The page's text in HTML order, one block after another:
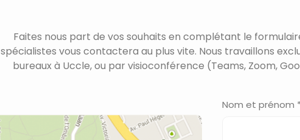
Faites nous part de vos souhaits en complétant le
spécialistes vous contactera au plus vite. Nous travaillons
bureaux à Uccle, ou par visioconférence (Teams, Zoom,
Nom et prénom *